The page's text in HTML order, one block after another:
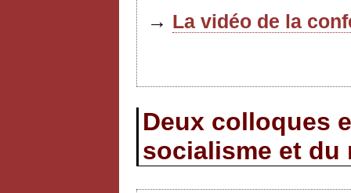
→ La vidéo de la
Deux colloques
socialisme et du